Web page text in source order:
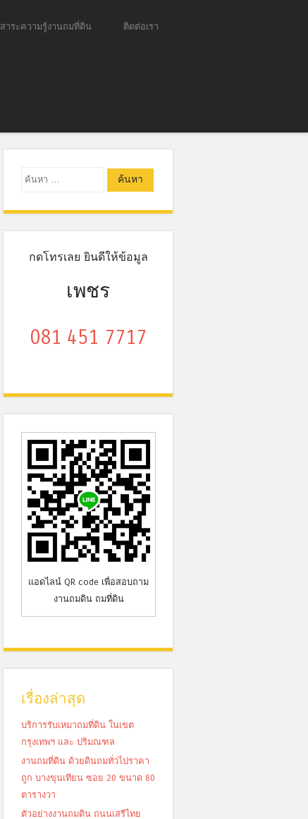
สาระความรู้งานถมที่ดิน ติดต่อเรา
ค้นหา
กดโทรเลย ยินดีให้ข้อมูล
เพชร
081 451 7717
แอดไลน์ QR code เพื่อสอบถาม
งานถมดิน ถมที่ดิน
เรื่องล่าสุด
บริการรับเหมาถมที่ดิน ในเขต
กรุงเทพฯ และ ปริมณฑล
งานถมที่ดิน ด้วยดินถมทั่วไปราคา
ถูก บางขุนเทียน ซอย 20 ขนาด 80
ตารางวา
ตัวอย่างงานถมดิน ถนนเสรีไทย